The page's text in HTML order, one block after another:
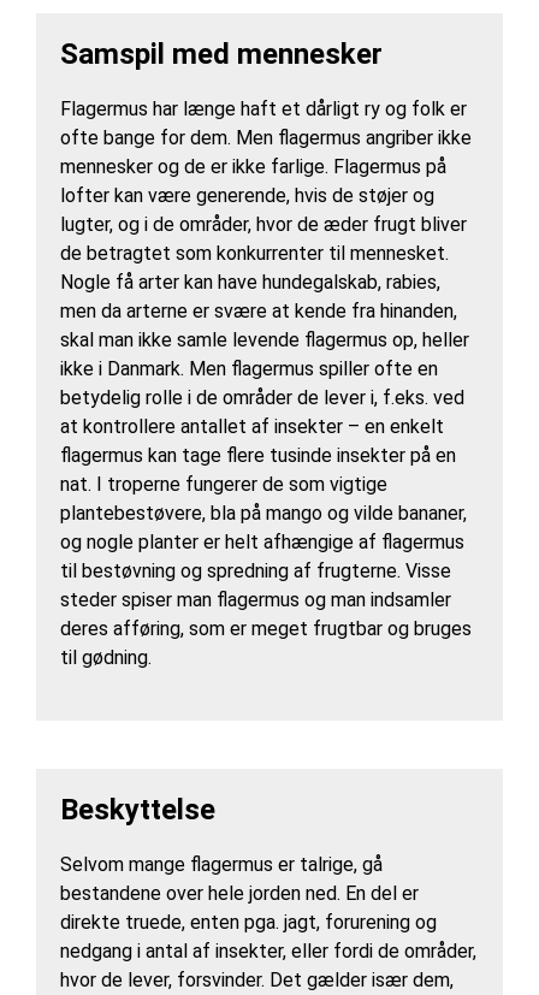
Samspil med mennesker
Flagermus har længe haft et dårligt ry og folk er
ofte bange for dem. Men flagermus angriber ikke
mennesker og de er ikke farlige. Flagermus på
lofter kan være generende, hvis de støjer og
lugter, og i de områder, hvor de æder frugt bliver
de betragtet som konkurrenter til mennesket.
Nogle få arter kan have hundegalskab, rabies,
men da arterne er svære at kende fra hinanden,
skal man ikke samle levende flagermus op, heller
ikke i Danmark. Men flagermus spiller ofte en
betydelig rolle i de områder de lever i, f.eks. ved
at kontrollere antallet af insekter – en enkelt
flagermus kan tage flere tusinde insekter på en
nat. I troperne fungerer de som vigtige
plantebestøvere, bla på mango og vilde bananer,
og nogle planter er helt afhængige af flagermus
til bestøvning og spredning af frugterne. Visse
steder spiser man flagermus og man indsamler
deres afføring, som er meget frugtbar og bruges
til gødning.
Beskyttelse
Selvom mange flagermus er talrige, gå
bestandene over hele jorden ned. En del er
direkte truede, enten pga. jagt, forurening og
nedgang i antal af insekter, eller fordi de områder,
hvor de lever, forsvinder. Det gælder især dem,